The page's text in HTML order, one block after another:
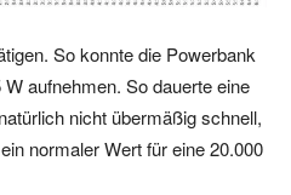
So konnte die Powerbank
aufnehmen. So dauerte eine
nicht übermäßig schnell,
normaler Wert für eine 20.000